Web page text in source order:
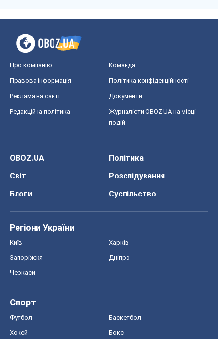
Про компанію Команда
Правова інформація Політика конфіденційності
Реклама на сайті Документи
Редакційна політика
Журналісти OBOZ.UA на місці
подій
OBOZ.UA
Політика
Світ
Розслідування
Блоги
Суспільство
Регіони України
Київ Харків
Запоріжжя Дніпро
Черкаси
Спорт
Футбол Баскетбол
Хокей Бокс